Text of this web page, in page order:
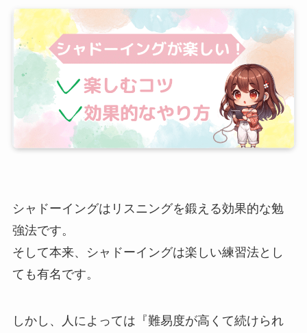
シャドーイングはリスニングを鍛える効果的な勉
強法です。
そして本来、シャドーイングは楽しい練習法とし
ても有名です。
しかし、人によっては『難易度が高くて続けられ